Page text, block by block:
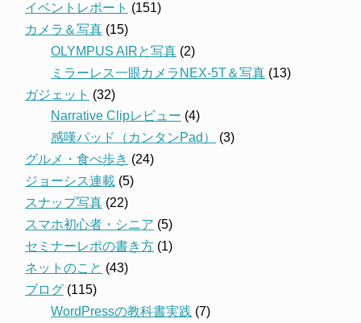
イベントレポート (151)
カメラ＆写真 (15)
OLYMPUS AIRと写真 (2)
ミラーレス一眼カメラNEX-5T＆写真 (13)
ガジェット (32)
Narrative Clipレビュー (4)
感嘆パッド（カンタンPad）
(3)
グルメ・食べ歩き (24)
ジョーシス連載 (5)
スナップ写真 (22)
スマホ初心者・シニア (5)
セミナーレポの書き方 (1)
ネットのこと (43)
ブログ (115)
WordPressの教科書実践 (7)